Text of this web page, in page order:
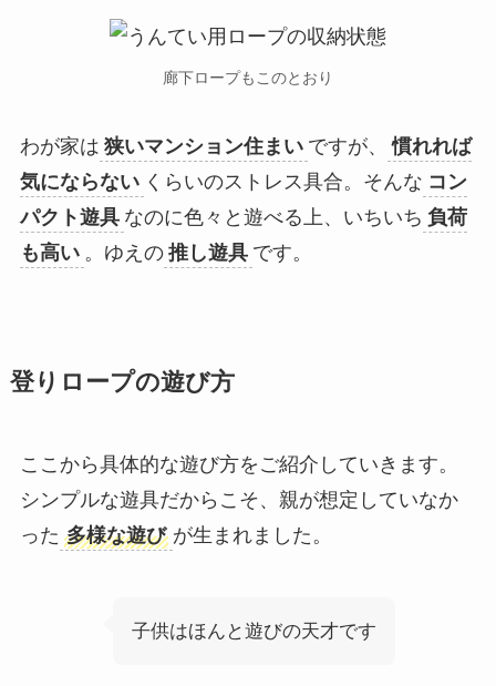
廊下ロープもこのとおり
わが家は 狭いマンション住まい ですが、
慣れれば
気にならない くらいのストレス具合。そんな コン
パクト遊具 なのに色々と遊べる上、いちいち 負荷
も高い 。ゆえの 推し遊具 です。
登りロープの遊び方
ここから具体的な遊び方をご紹介していきます。
シンプルな遊具だからこそ、親が想定していなか
った 多様な遊び が生まれました。
子供はほんと遊びの天才です